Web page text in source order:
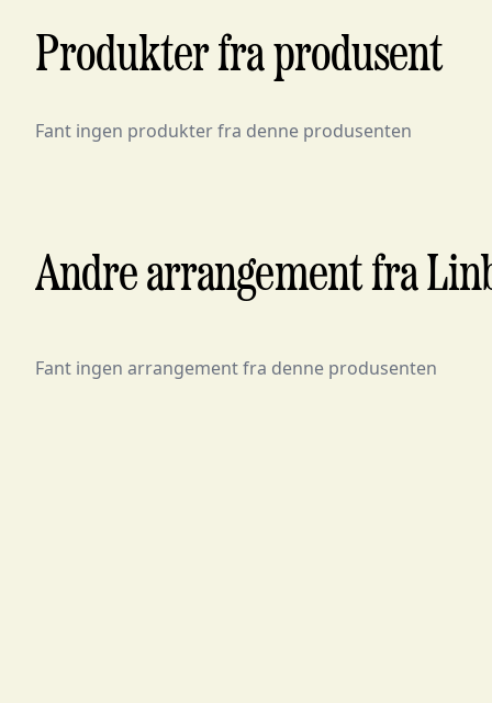
Produkter fra produsent
Fant ingen produkter fra denne produsenten
Andre arrangement fra
Fant ingen arrangement fra denne produsenten